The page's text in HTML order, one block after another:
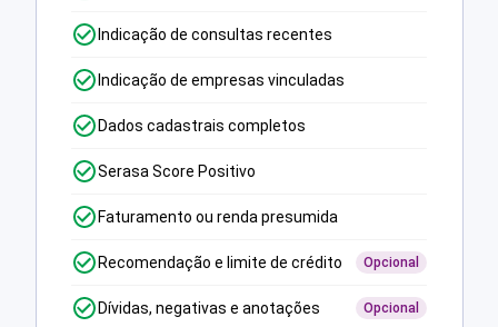
Indicação de consultas recentes
Indicação de empresas vinculadas
Dados cadastrais completos
Serasa Score Positivo
Faturamento ou renda presumida
Recomendação e limite de crédito Opcional
Dívidas, negativas e anotações Opcional